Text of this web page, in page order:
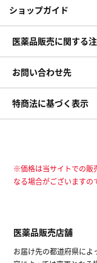
ショップガイド
医薬品販売に関する
お問い合わせ先
特商法に基づく表示
※価格は当サイトでの販
なる場合がございますの
医薬品販売店舗
お届け先の都道府県によ